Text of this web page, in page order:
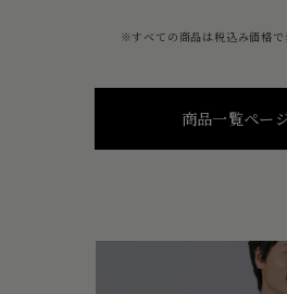
※すべての商品は税込み価格で
商品一覧ペー